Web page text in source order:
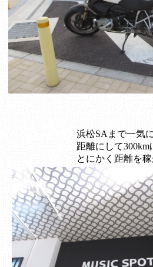
浜松SAまで一気
距離にして300km
とにかく距離を